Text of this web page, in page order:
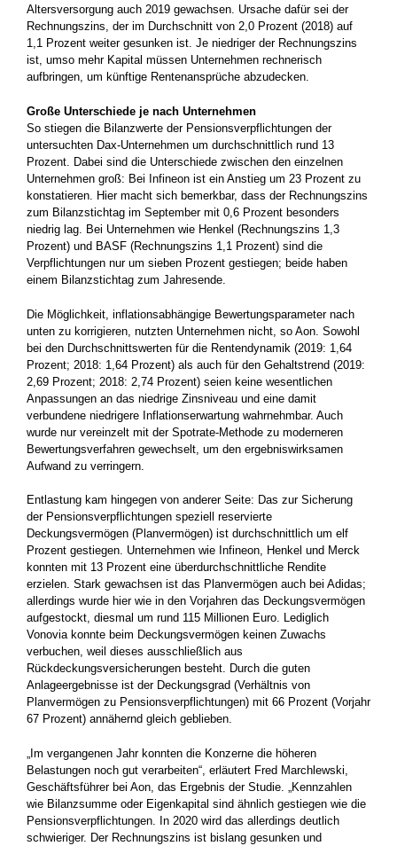
Altersversorgung auch 2019 gewachsen. Ursache dafür sei der
Rechnungszins, der im Durchschnitt von 2,0 Prozent (2018) auf
1,1 Prozent weiter gesunken ist. Je niedriger der Rechnungszins
ist, umso mehr Kapital müssen Unternehmen rechnerisch
aufbringen, um künftige Rentenansprüche abzudecken.
Große Unterschiede je nach Unternehmen
So stiegen die Bilanzwerte der Pensionsverpflichtungen der
untersuchten Dax-Unternehmen um durchschnittlich rund 13
Prozent. Dabei sind die Unterschiede zwischen den einzelnen
Unternehmen groß: Bei Infineon ist ein Anstieg um 23 Prozent zu
konstatieren. Hier macht sich bemerkbar, dass der Rechnungszins
zum Bilanzstichtag im September mit 0,6 Prozent besonders
niedrig lag. Bei Unternehmen wie Henkel (Rechnungszins 1,3
Prozent) und BASF (Rechnungszins 1,1 Prozent) sind die
Verpflichtungen nur um sieben Prozent gestiegen; beide haben
einem Bilanzstichtag zum Jahresende.
Die Möglichkeit, inflationsabhängige Bewertungsparameter nach
unten zu korrigieren, nutzten Unternehmen nicht, so Aon. Sowohl
bei den Durchschnittswerten für die Rentendynamik (2019: 1,64
Prozent; 2018: 1,64 Prozent) als auch für den Gehaltstrend (2019:
2,69 Prozent; 2018: 2,74 Prozent) seien keine wesentlichen
Anpassungen an das niedrige Zinsniveau und eine damit
verbundene niedrigere Inflationserwartung wahrnehmbar. Auch
wurde nur vereinzelt mit der Spotrate-Methode zu moderneren
Bewertungsverfahren gewechselt, um den ergebniswirksamen
Aufwand zu verringern.
Entlastung kam hingegen von anderer Seite: Das zur Sicherung
der Pensionsverpflichtungen speziell reservierte
Deckungsvermögen (Planvermögen) ist durchschnittlich um elf
Prozent gestiegen. Unternehmen wie Infineon, Henkel und Merck
konnten mit 13 Prozent eine überdurchschnittliche Rendite
erzielen. Stark gewachsen ist das Planvermögen auch bei Adidas;
allerdings wurde hier wie in den Vorjahren das Deckungsvermögen
aufgestockt, diesmal um rund 115 Millionen Euro. Lediglich
Vonovia konnte beim Deckungsvermögen keinen Zuwachs
verbuchen, weil dieses ausschließlich aus
Rückdeckungsversicherungen besteht. Durch die guten
Anlageergebnisse ist der Deckungsgrad (Verhältnis von
Planvermögen zu Pensionsverpflichtungen) mit 66 Prozent (Vorjahr
67 Prozent) annähernd gleich geblieben.
„Im vergangenen Jahr konnten die Konzerne die höheren
Belastungen noch gut verarbeiten“, erläutert Fred Marchlewski,
Geschäftsführer bei Aon, das Ergebnis der Studie. „Kennzahlen
wie Bilanzsumme oder Eigenkapital sind ähnlich gestiegen wie die
Pensionsverpflichtungen. In 2020 wird das allerdings deutlich
schwieriger. Der Rechnungszins ist bislang gesunken und